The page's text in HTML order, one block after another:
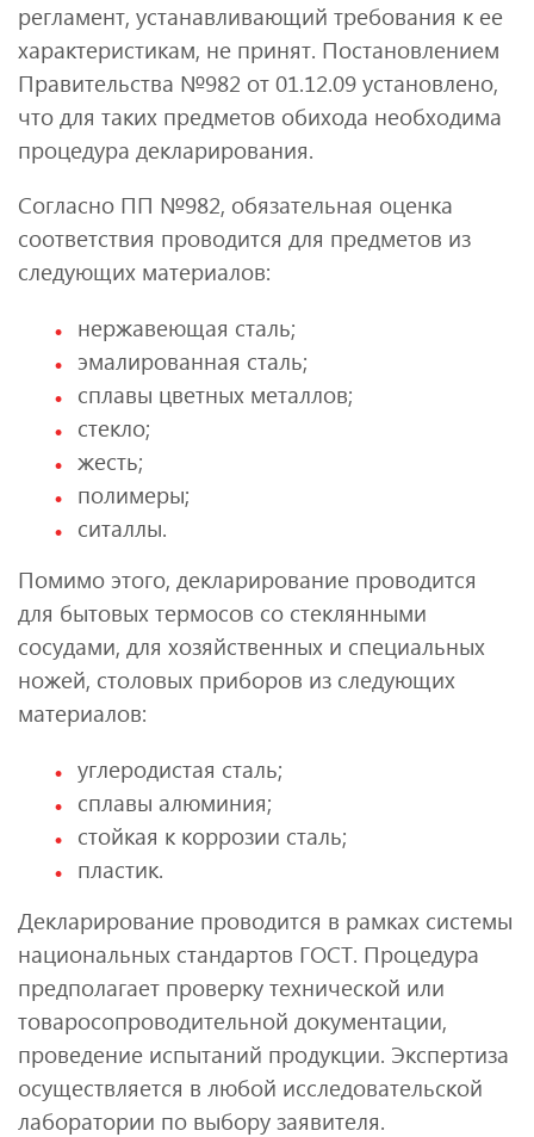
регламент, устанавливающий требования к ее
характеристикам, не принят. Постановлением
Правительства №982 от 01.12.09 установлено,
что для таких предметов обихода необходима
процедура декларирования.
Согласно ПП №982, обязательная оценка
соответствия проводится для предметов из
следующих материалов:
нержавеющая сталь;
эмалированная сталь;
сплавы цветных металлов;
стекло;
жесть;
полимеры;
ситаллы.
Помимо этого, декларирование проводится
для бытовых термосов со стеклянными
сосудами, для хозяйственных и специальных
ножей, столовых приборов из следующих
материалов:
углеродистая сталь;
сплавы алюминия;
стойкая к коррозии сталь;
пластик.
Декларирование проводится в рамках системы
национальных стандартов ГОСТ. Процедура
предполагает проверку технической или
товаросопроводительной документации,
проведение испытаний продукции. Экспертиза
осуществляется в любой исследовательской
лаборатории по выбору заявителя.